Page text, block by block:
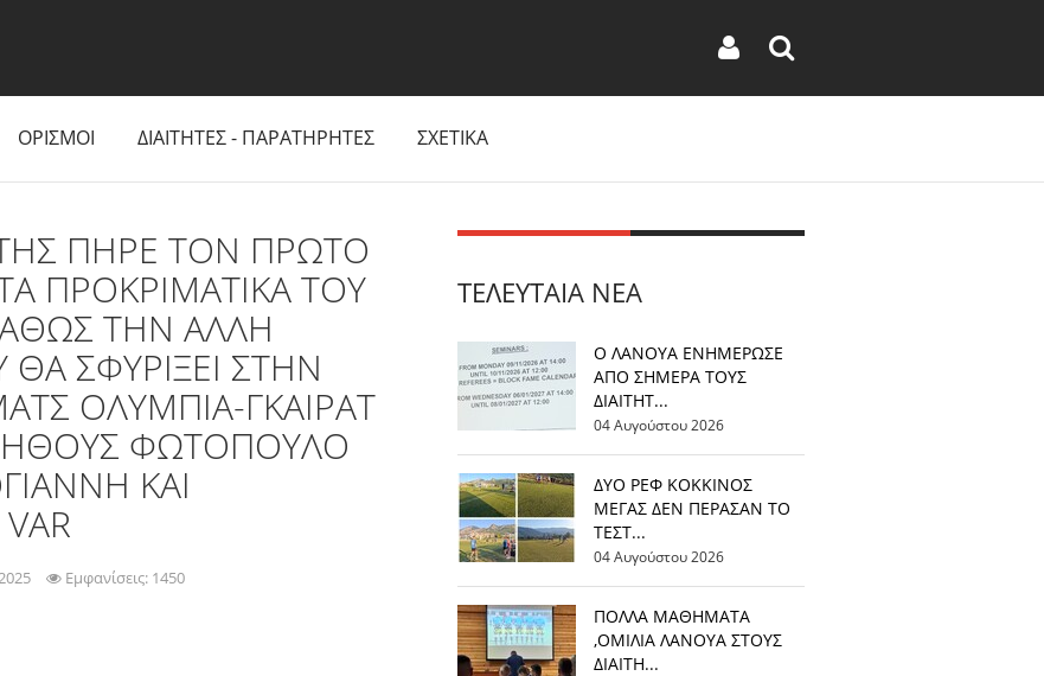
ΟΡΙΣΜΟΙ ΔΙΑΙΤΗΤΕΣ - ΠΑΡΑΤΗΡΗΤΕΣ ΣΧΕΤΙΚΑ
ΠΗΡΕ ΤΟΝ ΠΡΩΤΟ
ΠΡΟΚΡΙΜΑΤΙΚΑ ΤΟΥ
ΤΗΝ ΑΛΛΗ
ΘΑ ΣΦΥΡΙΞΕΙ ΣΤΗΝ
ΟΛΥΜΠΙΑ-ΓΚΑΙΡΑΤ
ΦΩΤΟΠΟΥΛΟ
ΚΑΙ
Εμφανίσεις: 1450
ΤΕΛΕΥΤΑΊΑ ΝΈΑ
Ο ΛΑΝΟΥΑ ΕΝΗΜΕΡΩΣΕ
ΑΠΟ ΣΗΜΕΡΑ ΤΟΥΣ
ΔΙΑΙΤΗΤ...
04 Αυγούστου 2026
ΔΥΟ ΡΕΦ ΚΟΚΚΙΝΟΣ
ΜΕΓΑΣ ΔΕΝ ΠΕΡΑΣΑΝ ΤΟ
ΤΕΣΤ...
04 Αυγούστου 2026
ΠΟΛΛΑ ΜΑΘΗΜΑΤΑ
,ΟΜΙΛΙΑ ΛΑΝΟΥΑ ΣΤΟΥΣ
ΔΙΑΙΤΗ...